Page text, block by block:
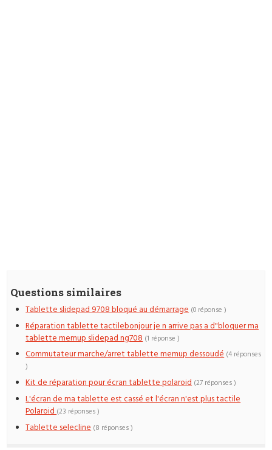
Questions similaires
Tablette slidepad 9708 bloqué au démarrage (0 réponse )
Réparation tablette tactilebonjour je n arrive pas a d"bloquer ma
tablette memup slidepad ng708 (1 réponse )
Commutateur marche/arret tablette memup dessoudé (4 réponses
)
Kit de réparation pour écran tablette polaroid (27 réponses )
L'écran de ma tablette est cassé et l'écran n'est plus tactile
Polaroid(23 réponses )
Tablette selecline (8 réponses )